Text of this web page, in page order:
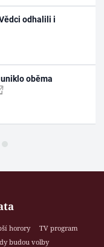
odhalili i
oběma
horory
TV program
budou volby